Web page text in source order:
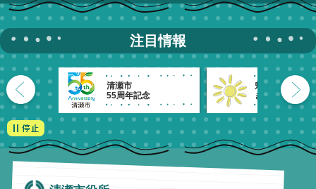
注目情報
清瀬市
55周年記念
魅力発信！
きよせのーと。